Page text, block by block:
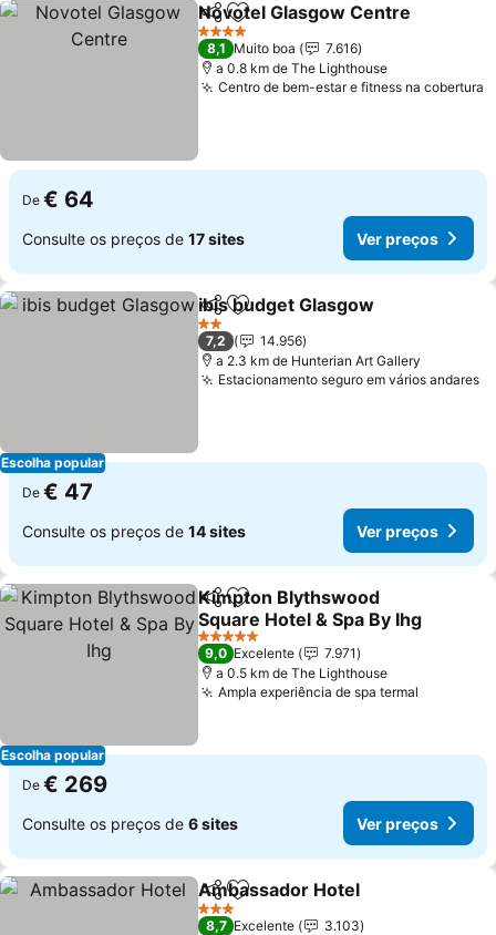
PartilharAdicionar aos favoritos
Novotel Glasgow Centre
4 Estrelas
8,1 Muito boa
7.616
a 0.8 km de The Lighthouse
Centro de bem-estar e fitness na cobertura
De € 64
Consulte os preços de 17 sites Ver preços
Escolha popular
PartilharAdicionar aos favoritos
ibis budget Glasgow
2 Estrelas
7,2
14.956
a 2.3 km de Hunterian Art Gallery
Estacionamento seguro em vários andares
De € 47
Consulte os preços de 14 sites Ver preços
Escolha popular
PartilharAdicionar aos favoritos
Kimpton Blythswood
Square Hotel & Spa By Ihg
Ver preços
5 Estrelas
9,0 Excelente
7.971
a 0.5 km de The Lighthouse
Ampla experiência de spa termal
De € 269
Consulte os preços de 6 sites Ver preços
PartilharAdicionar aos favoritos
Ambassador Hotel
3 Estrelas
8,7 Excelente
3.103